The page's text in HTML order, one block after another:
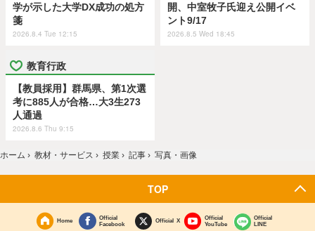
学が示した大学DX成功の処方
箋
2026.8.4 Tue 12:15
開、中室牧子氏迎え公開イベ
ント9/17
2026.8.5 Wed 18:45
教育行政
【教員採用】群馬県、第1次選
考に885人が合格…大3生273
人通過
2026.8.6 Thu 9:15
ホーム › 教材・サービス › 授業 › 記事 › 写真・画像
TOP
Home
Official
Facebook
Official X
Official
YouTube
Official
LINE